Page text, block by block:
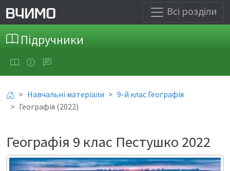
Всі розділи
Підручники
Навчальні матеріали
9-й клас Географія
Географія (2022)
Географія 9 клас Пестушко 2022